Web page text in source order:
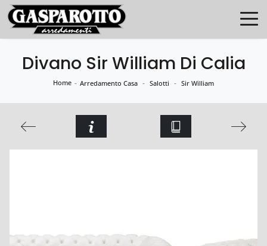
Divano Sir William Di Calia
Home - Arredamento Casa - Salotti - Sir William